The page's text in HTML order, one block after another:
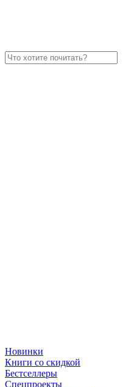
Новинки
Книги со скидкой
Бестселлеры
Спецпроекты